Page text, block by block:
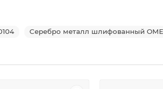
Серебро металл шлифованный